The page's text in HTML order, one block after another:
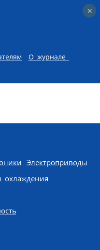
О журнале
Электроприводы
охлаждения
×
×